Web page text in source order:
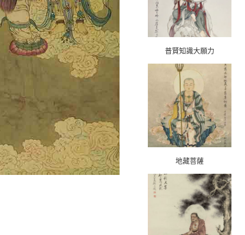
普賢知識大願力
地藏菩薩